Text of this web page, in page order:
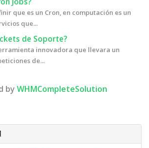
que es un Cron, en computación es un
que...
de Soporte?
innovadora que llevara un
de...
by WHMCompleteSolution